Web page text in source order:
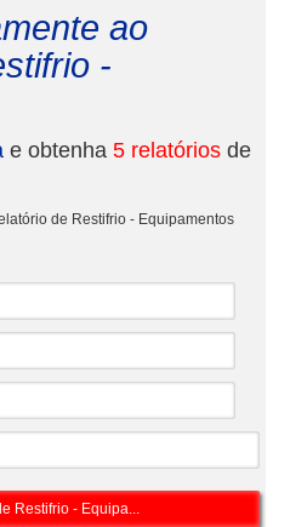
ao
-
e obtenha 5 relatórios de
de Restifrio - Equipamentos